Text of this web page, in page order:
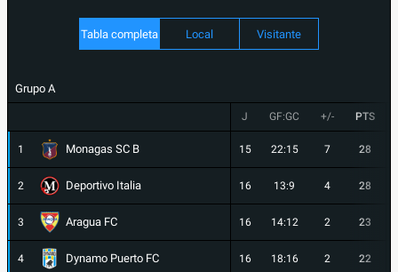
Tabla completa Local Visitante
Grupo A
J GF:GC +/- PTS
1 Monagas SC B 15 22:15 7 28
2 Deportivo Italia 16 13:9 4 28
3 Aragua FC 16 14:12 2 23
4 Dynamo Puerto FC 16 18:16 2 22